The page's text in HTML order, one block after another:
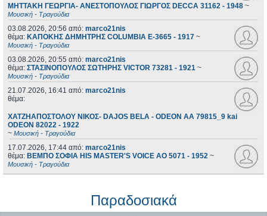
ΜΗΤΤΑΚΗ ΓΕΩΡΓΙΑ- ΑΝΕΣΤΟΠΟΥΛΟΣ ΓΙΩΡΓΟΣ DECCA 31162 - 1948 ~
Μουσική - Τραγούδια
03.08.2026, 20:56 από: marco21nis
θέμα: ΚΑΠΟΚΗΣ ΔΗΜΗΤΡΗΣ COLUMBIA E-3665 - 1917 ~
Μουσική - Τραγούδια
03.08.2026, 20:55 από: marco21nis
θέμα: ΣΤΑΣΙΝΟΠΟΥΛΟΣ ΣΩΤΗΡΗΣ VICTOR 73281 - 1921 ~
Μουσική - Τραγούδια
21.07.2026, 16:41 από: marco21nis
θέμα:
ΧΑΤΖΗΑΠΟΣΤΟΛΟΥ ΝΙΚΟΣ- DAJOS BELA - ODEON AA 79815_9 kai
ODEON 82022 - 1922
~ Μουσική - Τραγούδια
17.07.2026, 17:44 από: marco21nis
θέμα: ΒΕΜΠΟ ΣΟΦΙΑ HIS MASTER'S VOICE AO 5071 - 1952 ~
Μουσική - Τραγούδια
Παραδοσιακά